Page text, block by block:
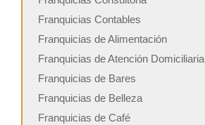
Franquicias Contables
Franquicias de Alimentación
Franquicias de Atención Domiciliaria
Franquicias de Bares
Franquicias de Belleza
Franquicias de Café